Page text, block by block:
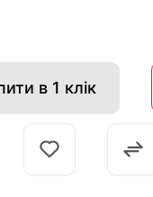
в 1 клік